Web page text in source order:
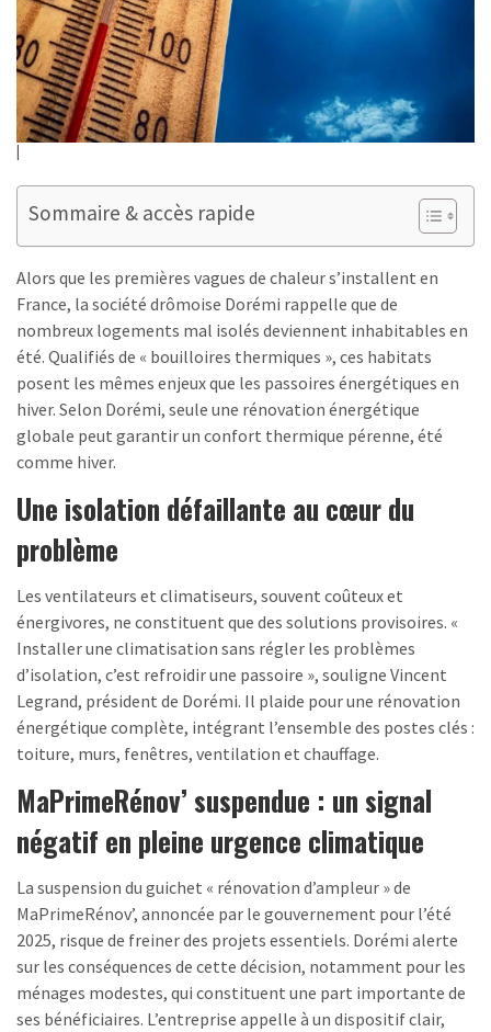
Sommaire & accès rapide
Alors que les premières vagues de chaleur s’installent en
France, la société drômoise Dorémi rappelle que de
nombreux logements mal isolés deviennent inhabitables en
été. Qualifiés de « bouilloires thermiques », ces habitats
posent les mêmes enjeux que les passoires énergétiques en
hiver. Selon Dorémi, seule une rénovation énergétique
globale peut garantir un confort thermique pérenne, été
comme hiver.
Une isolation défaillante au cœur du
problème
Les ventilateurs et climatiseurs, souvent coûteux et
énergivores, ne constituent que des solutions provisoires. «
Installer une climatisation sans régler les problèmes
d’isolation, c’est refroidir une passoire », souligne Vincent
Legrand, président de Dorémi. Il plaide pour une rénovation
énergétique complète, intégrant l’ensemble des postes clés :
toiture, murs, fenêtres, ventilation et chauffage.
MaPrimeRénov’ suspendue : un signal
négatif en pleine urgence climatique
La suspension du guichet « rénovation d’ampleur » de
MaPrimeRénov’, annoncée par le gouvernement pour l’été
2025, risque de freiner des projets essentiels. Dorémi alerte
sur les conséquences de cette décision, notamment pour les
ménages modestes, qui constituent une part importante de
ses bénéficiaires. L’entreprise appelle à un dispositif clair,